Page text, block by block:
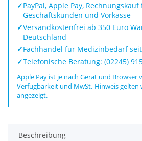
✓PayPal, Apple Pay,
Geschäftskunden und Vorkasse
✓Versandkostenfrei ab 350 Euro
Deutschland
✓Fachhandel für Medizinbedarf
✓Telefonische Beratung: (02245)
Apple Pay ist je nach Gerät und Browser
Verfügbarkeit und MwSt.-Hinweis gelten
angezeigt.
Beschreibung